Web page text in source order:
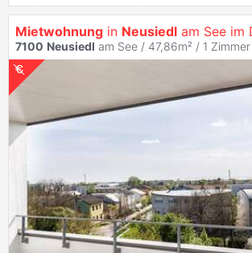
Mietwohnung in Neusiedl am See im Dachgeschoß mit
7100 Neusiedl am See / 47,86m² / 1 Zimmer